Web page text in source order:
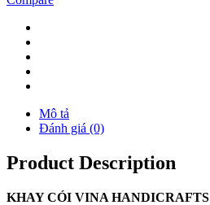
Mô tả
Đánh giá (0)
Product Description
KHAYCÓI VINA HANDICRAFTS